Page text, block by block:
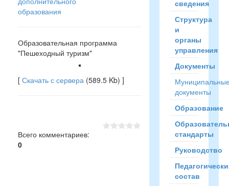
образования
Образовательная программа
"Пешеходный туризм"
[ Скачать с сервера (589.5 Kb) ]
Всего комментариев:
0
сведения
Структура
и
органы
управления
Документы
документы
Образование
стандарты
Руководство
состав